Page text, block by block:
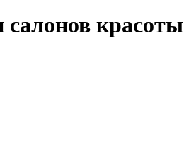
красоты